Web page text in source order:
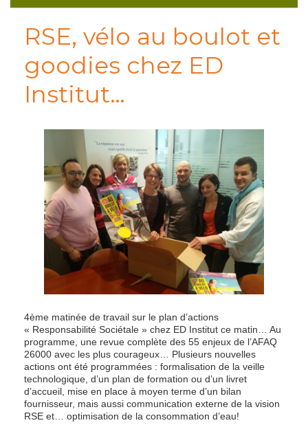
RSE, vélo au boulot et
goodies chez ED
Institut…
4ème matinée de travail sur le plan d’actions
« Responsabilité Sociétale » chez ED Institut ce matin… Au
programme, une revue complète des 55 enjeux de l’AFAQ
26000 avec les plus courageux… Plusieurs nouvelles
actions ont été programmées : formalisation de la veille
technologique, d’un plan de formation ou d’un livret
d’accueil, mise en place à moyen terme d’un bilan
fournisseur, mais aussi communication externe de la vision
RSE et… optimisation de la consommation d’eau!